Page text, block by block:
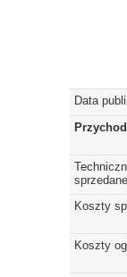
Data
Koszty
Koszty